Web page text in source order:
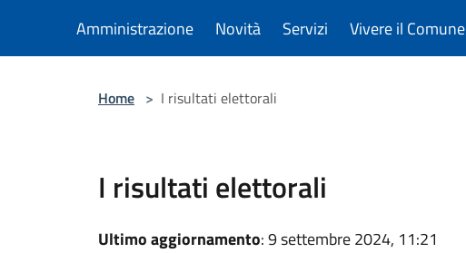
Amministrazione Novità Servizi Vivere il Comune
Home > I risultati elettorali
I risultati elettorali
Ultimo aggiornamento: 9 settembre 2024, 11:21